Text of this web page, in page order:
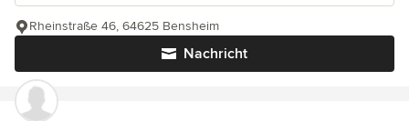
Nachricht
Rheinstraße 46, 64625 Bensheim